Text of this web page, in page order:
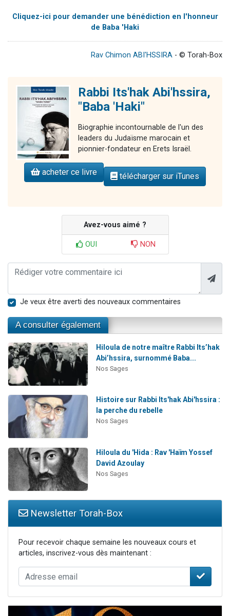
Cliquez-ici pour demander une bénédiction en l'honneur
de Baba 'Haki
Rav Chimon ABI'HSSIRA - © Torah-Box
Rabbi Its'hak Abi'hssira,
"Baba 'Haki"
Biographie incontournable de l'un des
leaders du Judaïsme marocain et
pionnier-fondateur en Erets Israël.
acheter ce livre télécharger sur iTunes
Avez-vous aimé ?
OUI NON
Je veux être averti des nouveaux commentaires
A consulter également
Hiloula de notre maître Rabbi Its’hak
Abi’hssira, surnommé Baba...
Nos Sages
Histoire sur Rabbi Its'hak Abi'hssira :
la perche du rebelle
Nos Sages
Hiloula du 'Hida : Rav 'Haïm Yossef
David Azoulay
Nos Sages
Newsletter Torah-Box
Pour recevoir chaque semaine les nouveaux cours et
articles, inscrivez-vous dès maintenant :